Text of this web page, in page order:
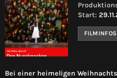
Start:
FILMINFOS
Bei einer heimeligen